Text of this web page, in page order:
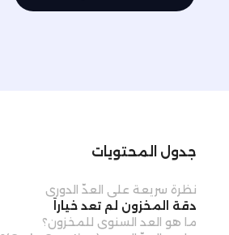
جدول المحتويات
نظرة سريعة على العدّ الدوري
دقة المخزون لم تعد خياراً
ما هو العد السنوي للمخزون؟